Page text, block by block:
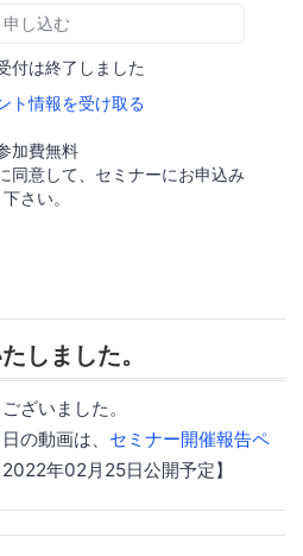
申し込む
付は終了しました
ト情報を受け取る
加費無料
同意して、セミナーにお申込み
下さい。
しました。
ざいました。
の動画は、 セミナー開催報告ペ
年02月25日公開予定】